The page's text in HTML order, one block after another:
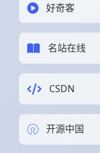
好奇客
名站在线
CSDN
开源中国